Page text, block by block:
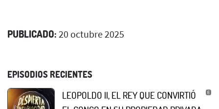
PUBLICADO: 20 octubre 2025
EPISODIOS RECIENTES
LEOPOLDO II, EL REY QUE CONVIRTIÓ